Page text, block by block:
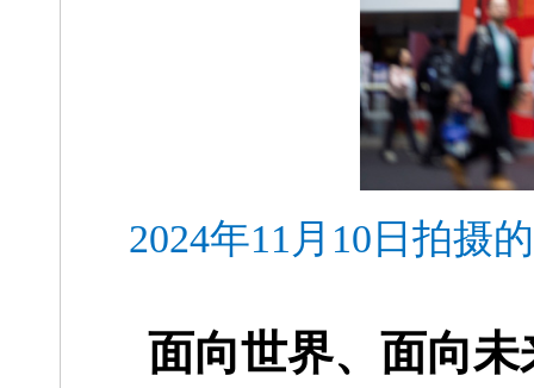
2024年11月10日拍摄
面向世界、面向